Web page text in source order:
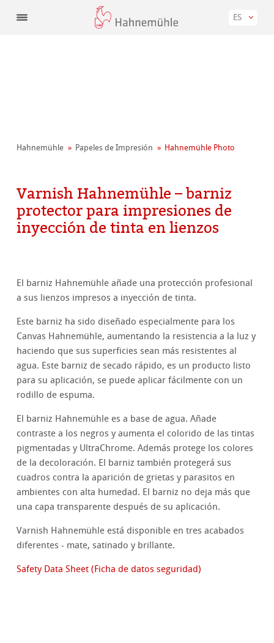
ES
Hahnemühle Papeles de Impresión Hahnemühle Photo
Varnish Hahnemühle – barniz
protector para impresiones de
inyección de tinta en lienzos
El barniz Hahnemühle añade una protección profesional
a sus lienzos impresos a inyección de tinta.
Este barniz ha sido diseñado especialmente para los
Canvas Hahnemühle, aumentando la resistencia a la luz y
haciendo que sus superficies sean más resistentes al
agua. Este barniz de secado rápido, es un producto listo
para su aplicación, se puede aplicar fácilmente con un
rodillo de espuma.
El barniz Hahnemühle es a base de agua. Añade
contraste a los negros y aumenta el colorido de las tintas
pigmentadas y UltraChrome. Además protege los colores
de la decoloración. El barniz también protegerá sus
cuadros contra la aparición de grietas y parasitos en
ambientes con alta humedad. El barniz no deja más que
una capa transparente después de su aplicación.
Varnish Hahnemühle está disponible en tres acabados
diferentes - mate, satinado y brillante.
Safety Data Sheet (Ficha de datos seguridad)